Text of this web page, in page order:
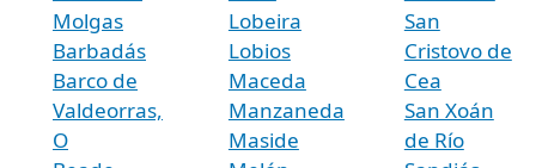
Molgas
Barbadás
Barco de
Valdeorras,
O
Lobeira
Lobios
Maceda
Manzaneda
Maside
San
Cristovo de
Cea
San Xoán
de Río